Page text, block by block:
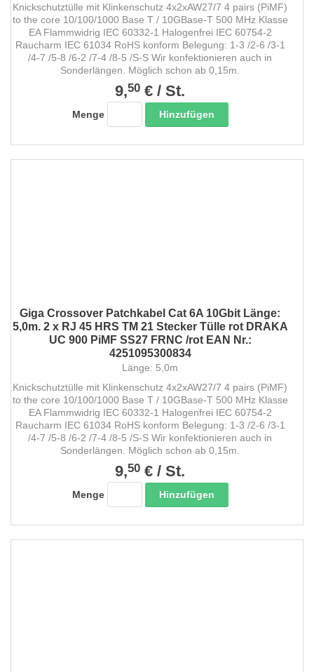
Knickschutztülle mit Klinkenschutz 4x2xAW27/7 4 pairs (PiMF)
to the core 10/100/1000 Base T / 10GBase-T 500 MHz Klasse
EA Flammwidrig IEC 60332-1 Halogenfrei IEC 60754-2
Raucharm IEC 61034 RoHS konform Belegung: 1-3 /2-6 /3-1
/4-7 /5-8 /6-2 /7-4 /8-5 /S-S Wir konfektionieren auch in
Sonderlängen. Möglich schon ab 0,15m.
9,50 € / St.
Menge Hinzufügen
Giga Crossover Patchkabel Cat 6A 10Gbit Länge:
5,0m. 2 x RJ 45 HRS TM 21 Stecker Tülle rot DRAKA
UC 900 PiMF SS27 FRNC /rot EAN Nr.:
4251095300834
Länge: 5,0m
Knickschutztülle mit Klinkenschutz 4x2xAW27/7 4 pairs (PiMF)
to the core 10/100/1000 Base T / 10GBase-T 500 MHz Klasse
EA Flammwidrig IEC 60332-1 Halogenfrei IEC 60754-2
Raucharm IEC 61034 RoHS konform Belegung: 1-3 /2-6 /3-1
/4-7 /5-8 /6-2 /7-4 /8-5 /S-S Wir konfektionieren auch in
Sonderlängen. Möglich schon ab 0,15m.
9,50 € / St.
Menge Hinzufügen